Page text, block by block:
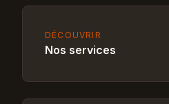
DÉCOUVRIR
Nos services